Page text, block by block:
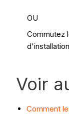
OU
Commutez
Voir
Comment